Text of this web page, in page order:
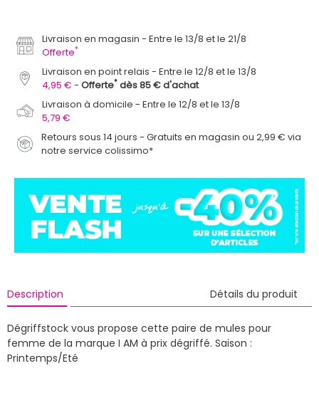
Livraison en magasin
Entre le 13/8 et le 21/8
Offerte*
Livraison en point relais
Entre le 12/8 et le 13/8
4,95 €
Offerte* dès 85 € d'achat
Livraison à domicile
Entre le 12/8 et le 13/8
5,79 €
Retours sous 14 jours - Gratuits en magasin ou 2,99 € via
notre service colissimo*
Description Détails du produit
Dégriffstock vous propose cette paire de mules pour
femme de la marque I AM à prix dégriffé. Saison :
Printemps/Eté